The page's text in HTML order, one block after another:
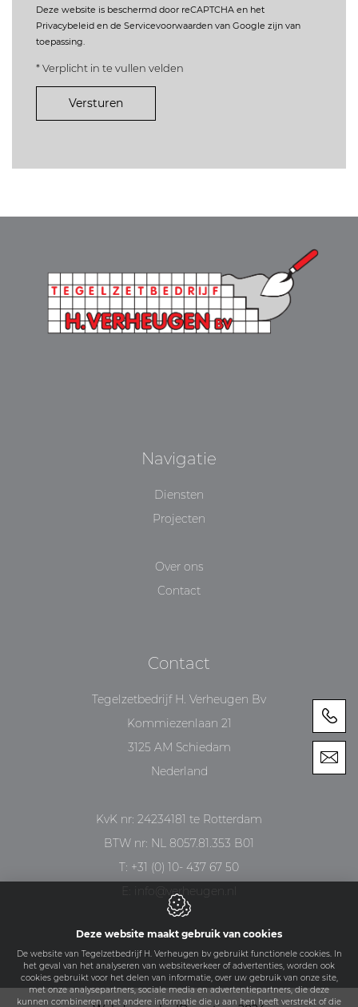
Deze website is beschermd door reCAPTCHA en het
Privacybeleid en de Servicevoorwaarden van Google zijn van
toepassing.
* Verplicht in te vullen velden
Versturen
Navigatie
Diensten
Projecten
Over ons
Contact
Contact
Tegelzetbedrijf H. Verheugen Bv
Kommiezenlaan 21
3125 AM Schiedam
Nederland
KvK nr: 24234181 te Rotterdam
BTW nr: NL 8057.81.353 B01
T: +31 (0) 10- 437 67 50
info@verheugen.nl
Deze website maakt gebruik van cookies
De website van Tegelzetbedrijf H. Verheugen bv gebruikt functionele cookies. In
het geval van het analyseren van websiteverkeer of advertenties, worden ook
cookies gebruikt voor het delen van informatie, over uw gebruik van onze site,
met onze analysepartners, sociale media en advertentiepartners, die deze
kunnen combineren met andere informatie die u aan hen heeft verstrekt of die